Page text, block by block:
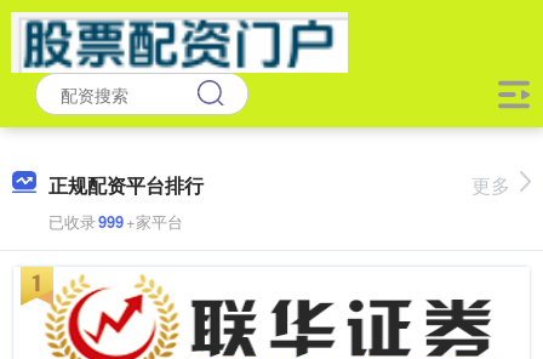
正规配资平台排行
已收录999+家平台
更多